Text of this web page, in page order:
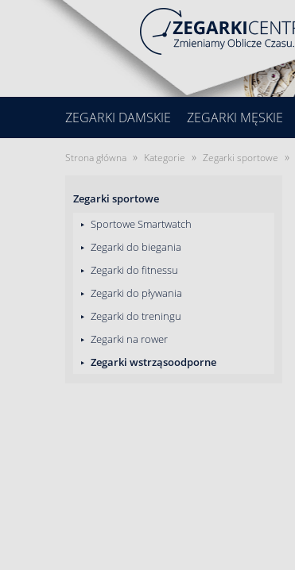
ZEGARKI DAMSKIE ZEGARKI MĘSKIE
Strona główna » Kategorie » Zegarki sportowe »
Zegarki sportowe
Sportowe Smartwatch
Zegarki do biegania
Zegarki do fitnessu
Zegarki do pływania
Zegarki do treningu
Zegarki na rower
Zegarki wstrząsoodporne